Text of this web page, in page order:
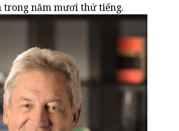
trong năm mươi thứ tiếng.